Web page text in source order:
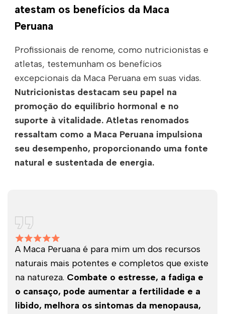
atestam os benefícios da Maca
Peruana
Profissionais de renome, como nutricionistas e
atletas, testemunham os benefícios
excepcionais da Maca Peruana em suas vidas.
Nutricionistas destacam seu papel na
promoção do equilíbrio hormonal e no
suporte à vitalidade. Atletas renomados
ressaltam como a Maca Peruana impulsiona
seu desempenho, proporcionando uma fonte
natural e sustentada de energia.
A Maca Peruana é para mim um dos recursos
naturais mais potentes e completos que existe
na natureza. Combate o estresse, a fadiga e
o cansaço, pode aumentar a fertilidade e a
libido, melhora os sintomas da menopausa,